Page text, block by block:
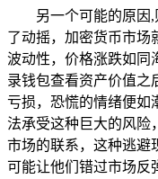
另一个可能的原因
了动摇，加密货币市场
波动性，价格涨跌如同
录钱包查看资产价值之
亏损，恐慌的情绪便如
法承受这种巨大的风险
市场的联系，这种逃避
可能让他们错过市场反